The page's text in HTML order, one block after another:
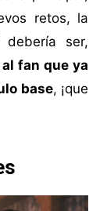
retos, la
ser,
fan que ya
base, ¡que